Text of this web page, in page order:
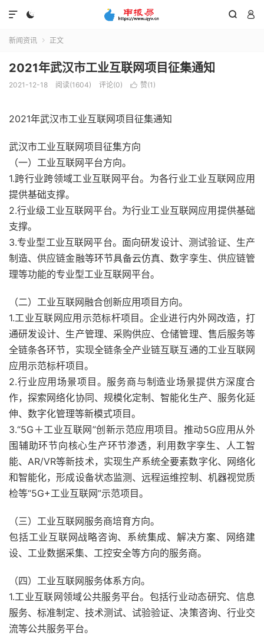
  

新闻资讯  正文
2021年武汉市工业互联网项目征集通知
2021-12-18 阅读(1604) 评论(0)  赞(1 )
2021年武汉市工业互联网项目征集通知
武汉市工业互联网项目征集方向
（一）工业互联网平台方向。
1.跨行业跨领域工业互联网平台。为各行业工业互联网应用
提供基础支撑。
2.行业级工业互联网平台。为行业工业互联网应用提供基础
支撑。
3.专业型工业互联网平台。面向研发设计、测试验证、生产
制造、供应链金融等环节具备云仿真、数字孪生、供应链管
理等功能的专业型工业互联网平台。
（二）工业互联网融合创新应用项目方向。
1.工业互联网应用示范标杆项目。企业进行内外网改造，打
通研发设计、生产管理、采购供应、仓储管理、售后服务等
全链条各环节，实现全链条全产业链互联互通的工业互联网
应用示范标杆项目。
2.行业应用场景项目。服务商与制造业场景提供方深度合
作，探索网络化协同、规模化定制、智能化生产、服务化延
伸、数字化管理等新模式项目。
3.“5G＋工业互联网”创新示范应用项目。推动5G应用从外
围辅助环节向核心生产环节渗透，利用数字孪生、人工智
能、AR/VR等新技术，实现生产系统全要素数字化、网络化
和智能化，形成设备状态监测、远程运维控制、机器视觉质
检等“5G+工业互联网”示范项目。
（三）工业互联网服务商培育方向。
包括工业互联网战略咨询、系统集成、解决方案、网络建
设、工业数据采集、工控安全等方向的服务商。
（四）工业互联网服务体系方向。
1.工业互联网领域公共服务平台。包括行业动态研究、信息
服务、标准制定、技术测试、试验验证、决策咨询、行业交
流等公共服务平台。